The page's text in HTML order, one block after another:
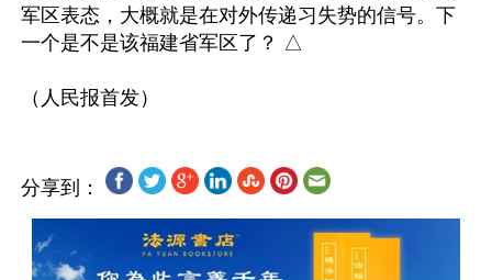
军区表态，大概就是在对外传递习失势的信号。下
一个是不是该福建省军区了？ △
分享到：